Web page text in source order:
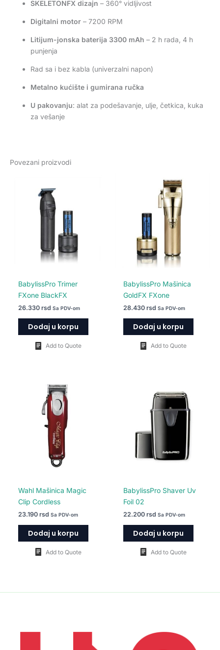
SKELETONFX dizajn – 360° vidljivost
Digitalni motor – 7200 RPM
Litijum-jonska baterija 3300 mAh – 2 h rada, 4 h
punjenja
Rad sa i bez kabla (univerzalni napon)
Metalno kućište i gumirana ručka
U pakovanju: alat za podešavanje, ulje, četkica, kuka
za vešanje
Povezani proizvodi
BabylissPro Trimer
FXone BlackFX
26.330 rsd Sa PDV-om
Dodaj u korpu
Add to Quote
BabylissPro Mašinica
GoldFX FXone
28.430 rsd Sa PDV-om
Dodaj u korpu
Add to Quote
Wahl Mašinica Magic
Clip Cordless
23.190 rsd Sa PDV-om
Dodaj u korpu
Add to Quote
BabylissPro Shaver Uv
Foil 02
22.200 rsd Sa PDV-om
Dodaj u korpu
Add to Quote